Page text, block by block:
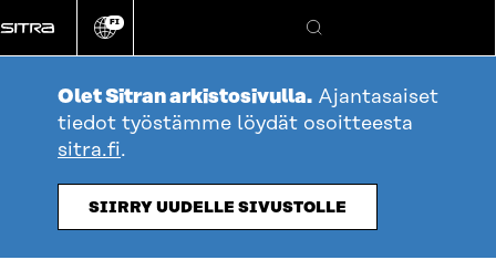
suoraan
sisältöön
Vaihda
kieli
FI
Hae
Olet Sitran arkistosivulla. Ajantasaiset
tiedot työstämme löydät osoitteesta
sitra.fi.
SIIRRY UUDELLE SIVUSTOLLE